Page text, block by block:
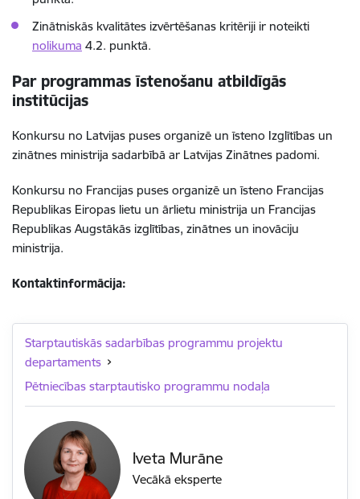
Zinātniskās kvalitātes izvērtēšanas kritēriji ir noteikti
nolikuma 4.2. punktā.
Par programmas īstenošanu atbildīgās
institūcijas
Konkursu no Latvijas puses organizē un īsteno Izglītības un
zinātnes ministrija sadarbībā ar Latvijas Zinātnes padomi.
Konkursu no Francijas puses organizē un īsteno Francijas
Republikas Eiropas lietu un ārlietu ministrija un Francijas
Republikas Augstākās izglītības, zinātnes un inovāciju
ministrija.
Kontaktinformācija:
Starptautiskās sadarbības programmu projektu
departaments
Pētniecības starptautisko programmu nodaļa
Iveta Murāne
Vecākā eksperte